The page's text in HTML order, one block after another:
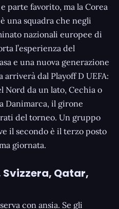
parte favorito, ma la Corea
una squadra che negli
nazionali europee di
l’esperienza del
e una nuova generazione
dal Playoff D UEFA:
Nord da un lato, Cechia o
Danimarca, il girone
del torneo. Un gruppo
il secondo è il terzo posto
giornata.
Qatar,
con ansia. Se gli